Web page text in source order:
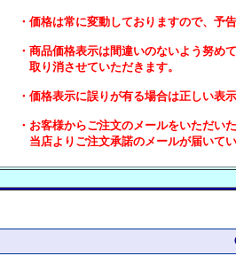
・価格は常に変動しておりますので、予告
・商品価格表示は間違いのないよう努めて
取り消させていただきます。
・価格表示に誤りが有る場合は正しい表示
・お客様からご注文のメールをいただいた
当店よりご注文承諾のメールが届いてい